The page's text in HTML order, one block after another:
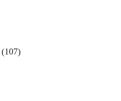
(107)